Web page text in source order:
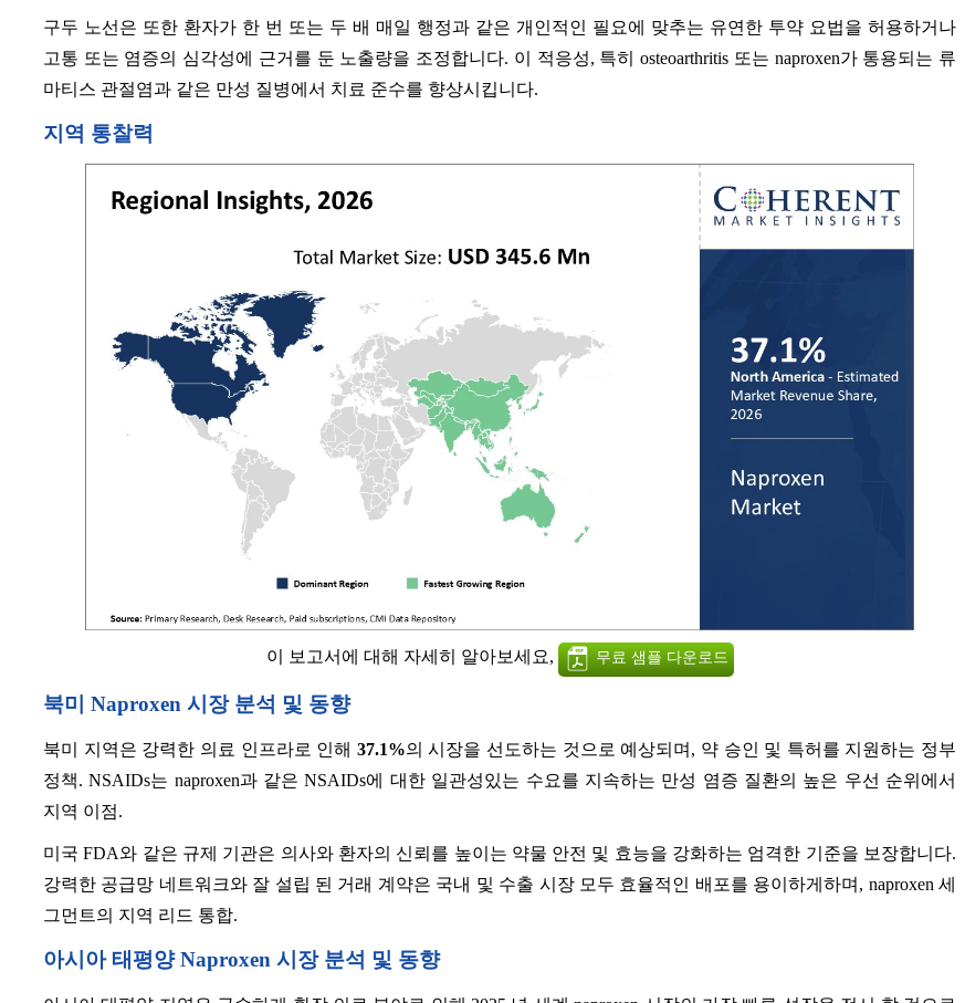
구두 노선은 또한 환자가 한 번 또는 두 배 매일 행정과 같은 개인적인 필요에 맞추는 유연한 투약 요법을 허용하거나
고통 또는 염증의 심각성에 근거를 둔 노출량을 조정합니다. 이 적응성, 특히 osteoarthritis 또는 naproxen가 통용되는 류
마티스 관절염과 같은 만성 질병에서 치료 준수를 향상시킵니다.
지역 통찰력
이 보고서에 대해 자세히 알아보세요, 무료 샘플 다운로드
북미 Naproxen 시장 분석 및 동향
북미 지역은 강력한 의료 인프라로 인해 37.1%의 시장을 선도하는 것으로 예상되며, 약 승인 및 특허를 지원하는 정부
정책. NSAIDs는 naproxen과 같은 NSAIDs에 대한 일관성있는 수요를 지속하는 만성 염증 질환의 높은 우선 순위에서
지역 이점.
미국 FDA와 같은 규제 기관은 의사와 환자의 신뢰를 높이는 약물 안전 및 효능을 강화하는 엄격한 기준을 보장합니다.
강력한 공급망 네트워크와 잘 설립 된 거래 계약은 국내 및 수출 시장 모두 효율적인 배포를 용이하게하며, naproxen 세
그먼트의 지역 리드 통합.
아시아 태평양 Naproxen 시장 분석 및 동향